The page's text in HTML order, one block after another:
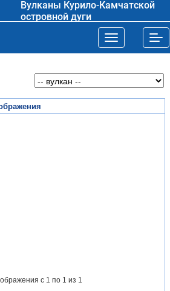
Вулканы Курило-Камчатской
островной дуги
Toggle
с 1 по 1 из 1